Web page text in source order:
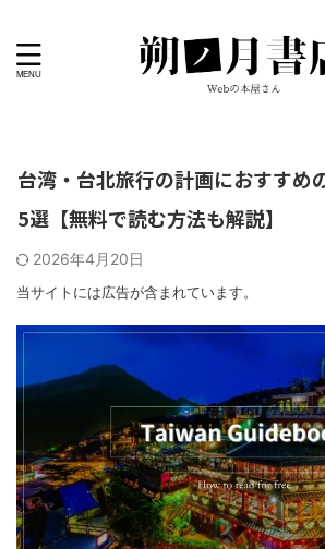
台湾・台北旅行の計画におすすめ
5選【無料で読む方法も解説】
2026年4月20日
当サイトには広告が含まれています。